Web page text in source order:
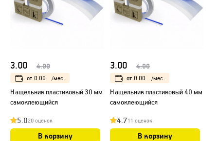
3.00 4.00
от 0.00 /мес.
Нащельник пластиковый 30 мм
самоклеющийся
5.020 оценок
В корзину
3.00 4.00
от 0.00 /мес.
Нащельник пластиковый 40 мм
самоклеющийся
4.711 оценок
В корзину